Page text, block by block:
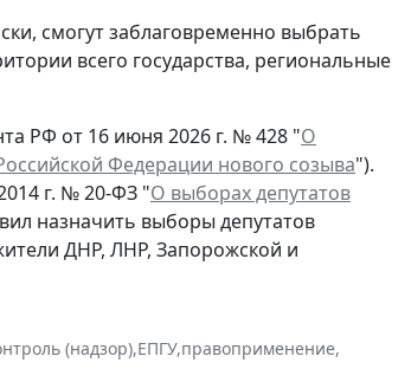
смогут заблаговременно выбрать
всего государства, региональные
РФ от 16 июня 2026 г. № 428 "О
Федерации нового созыва").
г. № 20-ФЗ "О выборах депутатов
назначить выборы депутатов
ДНР, ЛНР, Запорожской и
(надзор),ЕПГУ,правоприменение,